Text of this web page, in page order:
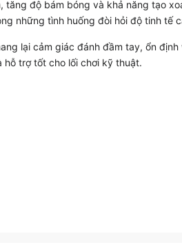
tăng độ bám bóng và khả năng tạo
những tình huống đòi hỏi độ tinh tế
lại cảm giác đánh đầm tay, ổn
trợ tốt cho lối chơi kỹ thuật.